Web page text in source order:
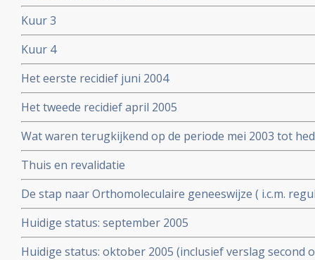
Kuur 3
Kuur 4
Het eerste recidief juni 2004
Het tweede recidief april 2005
Wat waren terugkijkend op de periode mei 2003 tot
momenten?
Thuis en revalidatie
De stap naar Orthomoleculaire geneeswijze ( i.c.m.
Huidige status: september 2005
Huidige status: oktober 2005 (inclusief verslag second